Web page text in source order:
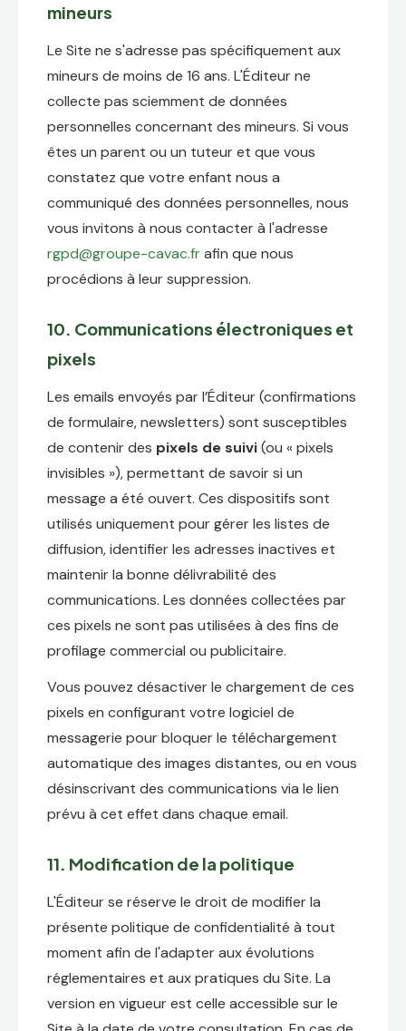
mineurs
Le Site ne s'adresse pas spécifiquement aux
mineurs de moins de 16 ans. L'Éditeur ne
collecte pas sciemment de données
personnelles concernant des mineurs. Si vous
êtes un parent ou un tuteur et que vous
constatez que votre enfant nous a
communiqué des données personnelles, nous
vous invitons à nous contacter à l'adresse
rgpd@groupe-cavac.frafin que nous
procédions à leur suppression.
10. Communications électroniques et
pixels
Les emails envoyés par l’Éditeur (confirmations
de formulaire, newsletters) sont susceptibles
de contenir des pixels de suivi(ou « pixels
invisibles »), permettant de savoir si un
message a été ouvert. Ces dispositifs sont
utilisés uniquement pour gérer les listes de
diffusion, identifier les adresses inactives et
maintenir la bonne délivrabilité des
communications. Les données collectées par
ces pixels ne sont pas utilisées à des fins de
profilage commercial ou publicitaire.
Vous pouvez désactiver le chargement de ces
pixels en configurant votre logiciel de
messagerie pour bloquer le téléchargement
automatique des images distantes, ou en vous
désinscrivant des communications via le lien
prévu à cet effet dans chaque email.
11. Modification de la politique
L'Éditeur se réserve le droit de modifier la
présente politique de confidentialité à tout
moment afin de l'adapter aux évolutions
réglementaires et aux pratiques du Site. La
version en vigueur est celle accessible sur le